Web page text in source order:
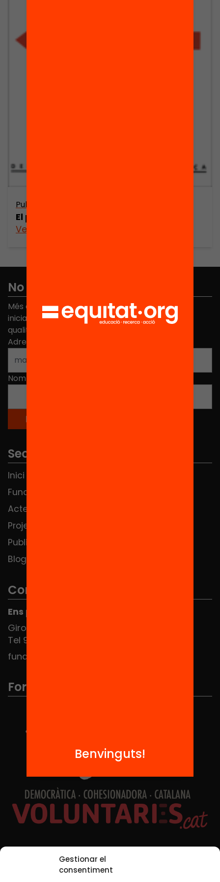
Gestionar el
consentiment
Publicació
El poble gitano i l’educació
Veure’n més
No et perdis res
Més de 40.000 persones ja han triat Equitat. Rep
iniciatives, propostes i projectes per millorar la
qualitat de l'educació a Catalunya.
Adreça electrònica
Nom
Seccions
Inici
Fundació
Actes
Projectes
Publicacions i vídeos
Blog
Contacte
Ens pots trobar al Hub Social
Girona 34, interior 08010 Barcelona
Tel 934 588 700
fundacio@equitat.org
Formem part de...
Xarxes Socials
Benvinguts!